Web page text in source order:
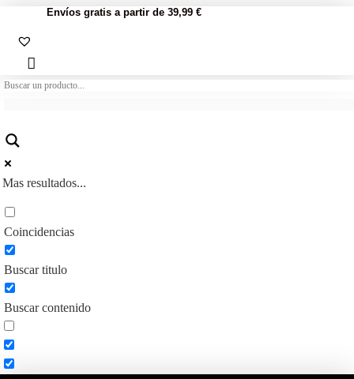
Envíos gratis a partir de 39,99 €
Mas resultados...
Coincidencias
Buscar titulo
Buscar contenido